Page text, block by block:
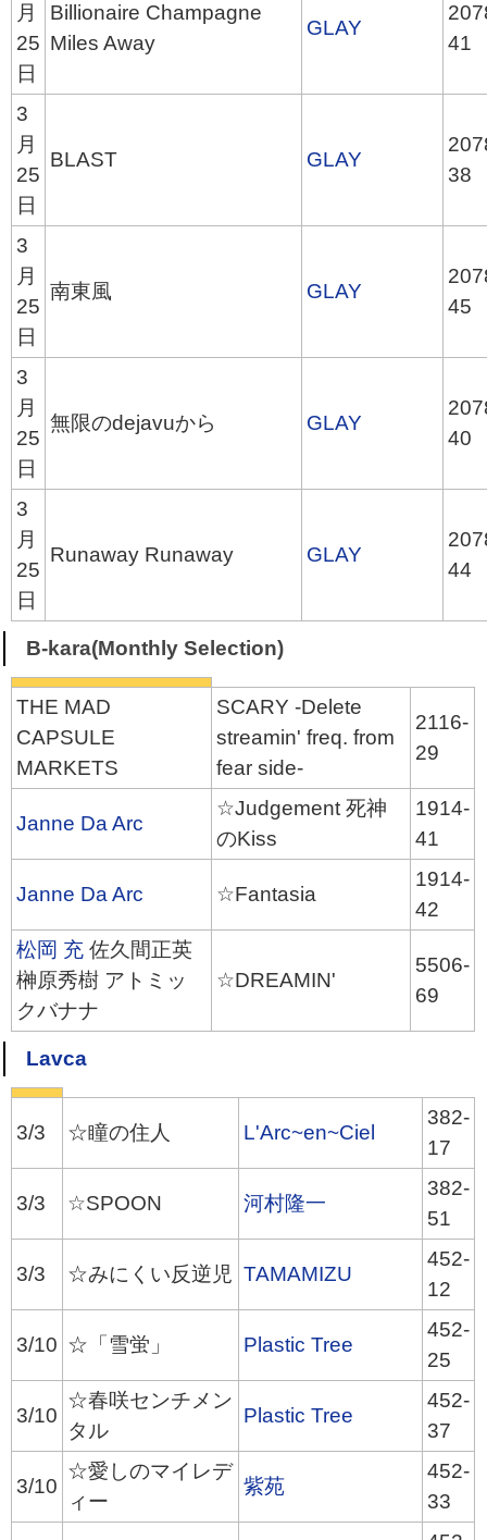
月
25
日
Billionaire Champagne
Miles Away
GLAY
41
3
月
25
日
BLAST GLAY
38
3
月
25
日
南東風 GLAY
45
3
月
25
日
無限のdejavuから GLAY
40
3
月
25
日
Runaway Runaway GLAY
44
B-kara(Monthly Selection)
THE MAD
CAPSULE
MARKETS
SCARY -Delete
streamin' freq. from
fear side-
2116-
29
Janne Da Arc
☆Judgement 死神
のKiss
1914-
41
Janne Da Arc ☆Fantasia
1914-
42
松岡 充 佐久間正英
榊原秀樹 アトミッ
クバナナ
☆DREAMIN'
5506-
69
Lavca
3/3 ☆瞳の住人 L'Arc~en~Ciel
382-
17
3/3 ☆SPOON 河村隆一
382-
51
3/3 ☆みにくい反逆児 TAMAMIZU
452-
12
3/10 ☆「雪蛍」 Plastic Tree
452-
25
3/10
☆春咲センチメン
タル
Plastic Tree
452-
37
3/10
☆愛しのマイレデ
ィー
紫苑
452-
33